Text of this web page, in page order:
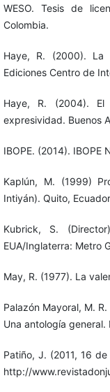
WESO. Tesis de
Colombia.
Haye, R. (2000). La
Ediciones Centro de
Haye, R. (2004).
expresividad. Buenos
IBOPE. (2014). IBOPE
Kaplún, M. (1999)
Intiyán). Quito,
Kubrick, S.
EUA/Inglaterra: Metro
May, R. (1977). La
Palazón Mayoral, M.
Una antología general.
Patiño, J. (2011, 16
http://